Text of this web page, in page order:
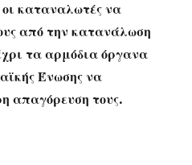
καταναλωτές να
από την κατανάλωση
τα αρμόδια όργανα
Ένωσης να
απαγόρευση τους.